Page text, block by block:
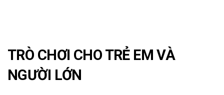
TRÒ CHƠI CHO TRẺ EM VÀ
NGƯỜI LỚN